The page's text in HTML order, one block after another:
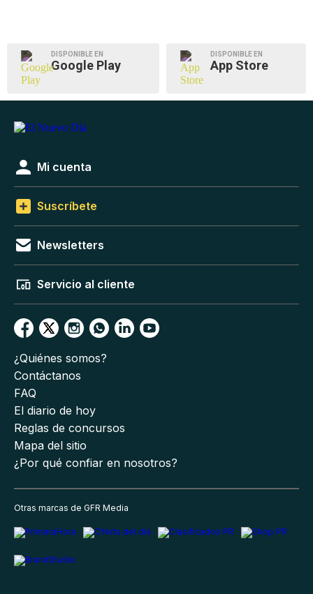
DISPONIBLE EN
Google Play
DISPONIBLE EN
App Store
Mi cuenta
Suscríbete
Newsletters
Servicio al cliente
¿Quiénes somos?
Contáctanos
FAQ
El diario de hoy
Reglas de concursos
Mapa del sitio
¿Por qué confiar en nosotros?
Otras marcas de GFR Media